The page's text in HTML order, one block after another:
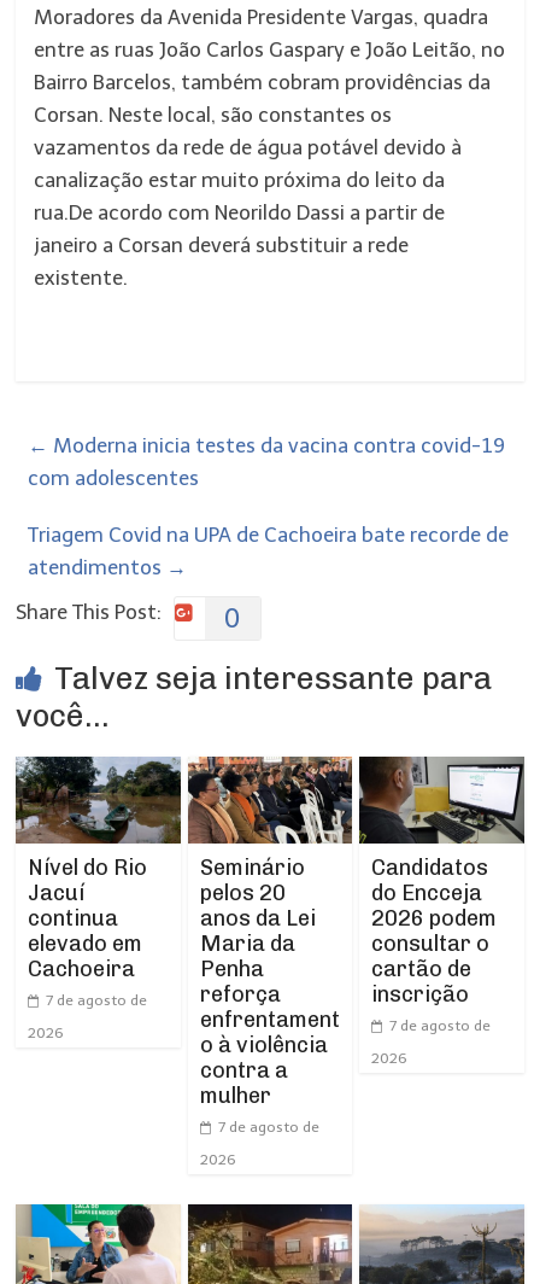
Moradores da Avenida Presidente Vargas, quadra
entre as ruas João Carlos Gaspary e João Leitão, no
Bairro Barcelos, também cobram providências da
Corsan. Neste local, são constantes os
vazamentos da rede de água potável devido à
canalização estar muito próxima do leito da
rua.De acordo com Neorildo Dassi a partir de
janeiro a Corsan deverá substituir a rede
existente.
← Moderna inicia testes da vacina contra covid-19
com adolescentes
Triagem Covid na UPA de Cachoeira bate recorde de
atendimentos →
Share This Post:
0
Talvez seja interessante para
você...
Nível do Rio
Jacuí
continua
elevado em
Cachoeira
7 de agosto de
2026
Seminário
pelos 20
anos da Lei
Maria da
Penha
reforça
enfrentament
o à violência
contra a
mulher
7 de agosto de
2026
Candidatos
do Encceja
2026 podem
consultar o
cartão de
inscrição
7 de agosto de
2026